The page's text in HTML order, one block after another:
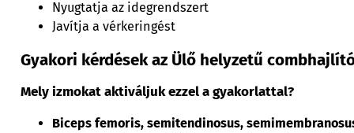
Nyugtatja az idegrendszert
Javítja a vérkeringést
Gyakori kérdések az Ülő helyzetű
Mely izmokat aktiváljuk ezzel a gyakorlattal?
Biceps femoris, semitendinosus,